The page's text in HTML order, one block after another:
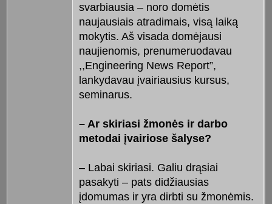
svarbiausia – noro domėtis
naujausiais atradimais, visą laiką
mokytis. Aš visada domėjausi
naujienomis, prenumeruodavau
,,Engineering News Report”,
lankydavau įvairiausius kursus,
seminarus.
– Ar skiriasi žmonės ir darbo
metodai įvairiose šalyse?
– Labai skiriasi. Galiu drąsiai
pasakyti – pats didžiausias
įdomumas ir yra dirbti su žmonėmis.